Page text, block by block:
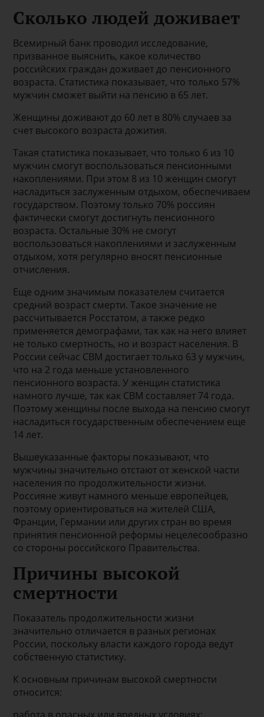
Сколько людей доживает
Всемирный банк проводил исследование,
призванное выяснить, какое количество
российских граждан доживает до пенсионного
возраста. Статистика показывает, что только 57%
мужчин сможет выйти на пенсию в 65 лет.
Женщины доживают до 60 лет в 80% случаев за
счет высокого возраста дожития.
Такая статистика показывает, что только 6 из 10
мужчин смогут воспользоваться пенсионными
накоплениями. При этом 8 из 10 женщин смогут
насладиться заслуженным отдыхом, обеспечиваем
государством. Поэтому только 70% россиян
фактически смогут достигнуть пенсионного
возраста. Остальные 30% не смогут
воспользоваться накоплениями и заслуженным
отдыхом, хотя регулярно вносят пенсионные
отчисления.
Еще одним значимым показателем считается
средний возраст смерти. Такое значение не
рассчитывается Росстатом, а также редко
применяется демографами, так как на него влияет
не только смертность, но и возраст населения. В
России сейчас СВМ достигает только 63 у мужчин,
что на 2 года меньше установленного
пенсионного возраста. У женщин статистика
намного лучше, так как СВМ составляет 74 года.
Поэтому женщины после выхода на пенсию смогут
насладиться государственным обеспечением еще
14 лет.
Вышеуказанные факторы показывают, что
мужчины значительно отстают от женской части
населения по продолжительности жизни.
Россияне живут намного меньше европейцев,
поэтому ориентироваться на жителей США,
Франции, Германии или других стран во время
принятия пенсионной реформы нецелесообразно
со стороны российского Правительства.
Причины высокой
смертности
Показатель продолжительности жизни
значительно отличается в разных регионах
России, поскольку власти каждого города ведут
собственную статистику.
К основным причинам высокой смертности
относится: